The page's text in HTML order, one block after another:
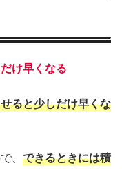
け早くなる
ると少しだけ早くな
、 できるときには積